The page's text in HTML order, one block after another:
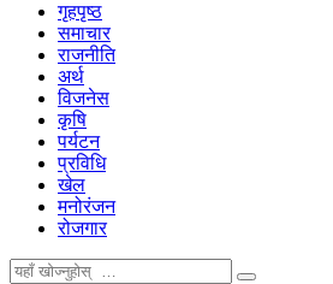
गृहपृष्ठ
समाचार
राजनीति
अर्थ
विजनेस
कृषि
पर्यटन
प्रविधि
खेल
मनोरंजन
रोजगार